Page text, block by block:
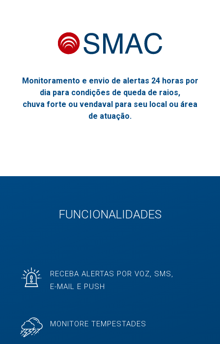
Monitoramento e envio de alertas 24 horas por
dia para condições de queda de raios,
chuva forte ou vendaval para seu local ou área
de atuação.
FUNCIONALIDADES
RECEBA ALERTAS POR VOZ, SMS,
E-MAIL E PUSH
MONITORE TEMPESTADES